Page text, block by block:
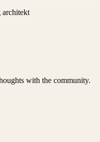
architekt
with the community.